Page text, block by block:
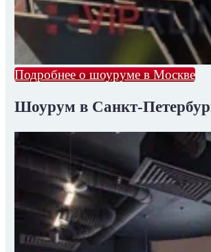
Подробнее о шоуруме в Москве
Шоурум в Санкт-